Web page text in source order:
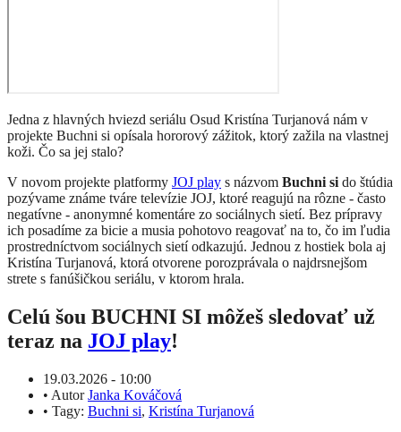
Jedna z hlavných hviezd seriálu Osud Kristína Turjanová nám v
projekte Buchni si opísala hororový zážitok, ktorý zažila na vlastnej
koži. Čo sa jej stalo?
V novom projekte platformy JOJ play s názvom Buchni si do štúdia
pozývame známe tváre televízie JOJ, ktoré reagujú na rôzne - často
negatívne - anonymné komentáre zo sociálnych sietí. Bez prípravy
ich posadíme za bicie a musia pohotovo reagovať na to, čo im ľudia
prostredníctvom sociálnych sietí odkazujú. Jednou z hostiek bola aj
Kristína Turjanová, ktorá otvorene porozprávala o najdrsnejšom
strete s fanúšičkou seriálu, v ktorom hrala.
Celú šou BUCHNI SI môžeš sledovať už
teraz na JOJ play!
19.03.2026 - 10:00
• AutorJanka Kováčová
• Tagy: Buchni si, Kristína Turjanová